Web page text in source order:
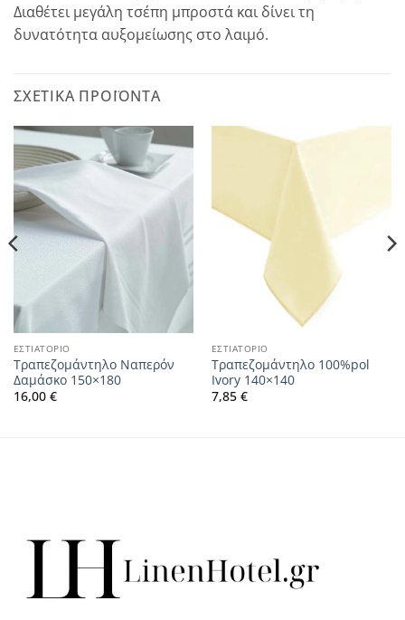
Διαθέτει μεγάλη τσέπη μπροστά και δίνει τη
δυνατότητα αυξομείωσης στο λαιμό.
ΣΧΕΤΙΚΆ ΠΡΟΪΌΝΤΑ
ΕΣΤΙΑΤΟΡΙΟ
Τραπεζομάντηλο Ναπερόν
Δαμάσκο 150×180
16,00 €
ΕΣΤΙΑΤΟΡΙΟ
Τραπεζομάντηλο 100%pol
Ivory 140×140
7,85 €